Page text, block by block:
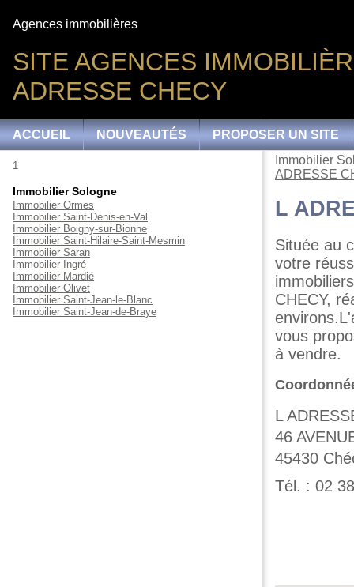
SITE AGENCES
ADRESSE CHECY
Agences immobilières
ACCUEIL NOUVEAUTÉS PROPOSER UN SITE
1
Immobilier Sologne
Immobilier Ormes
Immobilier Saint-Denis-en-Val
Immobilier Boigny-sur-Bionne
Immobilier Saint-Hilaire-Saint-Mesmin
Immobilier Saran
Immobilier Ingré
Immobilier Mardié
Immobilier Olivet
Immobilier Saint-Jean-le-Blanc
Immobilier Saint-Jean-de-Braye
Immobilier
ADRESSE
L
Située au
votre
CHECY,
vous
à vendre.
L
46
45430
Tél. : 02